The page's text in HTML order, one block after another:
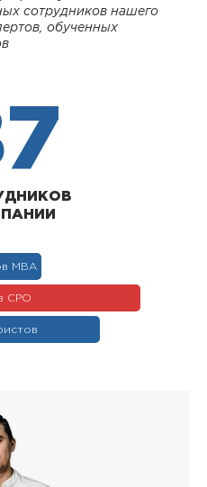
сотрудников нашего
обученных
МВА
СРО